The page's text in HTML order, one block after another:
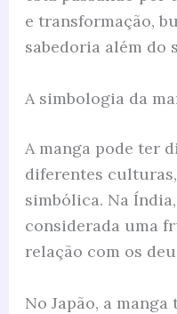
e transformação,
sabedoria além do
A simbologia da
A manga pode ter
diferentes
simbólica. Na
considerada uma
relação com os
No Japão, a